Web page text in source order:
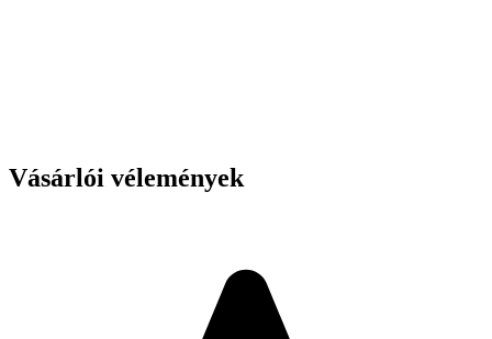
Vásárlói vélemények